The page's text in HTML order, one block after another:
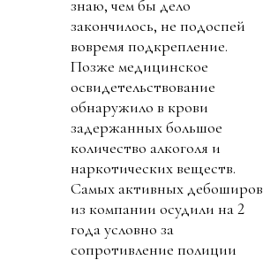
знаю, чем бы дело
закончилось, не подоспей
вовремя подкрепление.
Позже медицинское
освидетельствование
обнаружило в крови
задержанных большое
количество алкоголя и
наркотических веществ.
Самых активных дебоширов
из компании осудили на 2
года условно за
сопротивление полиции